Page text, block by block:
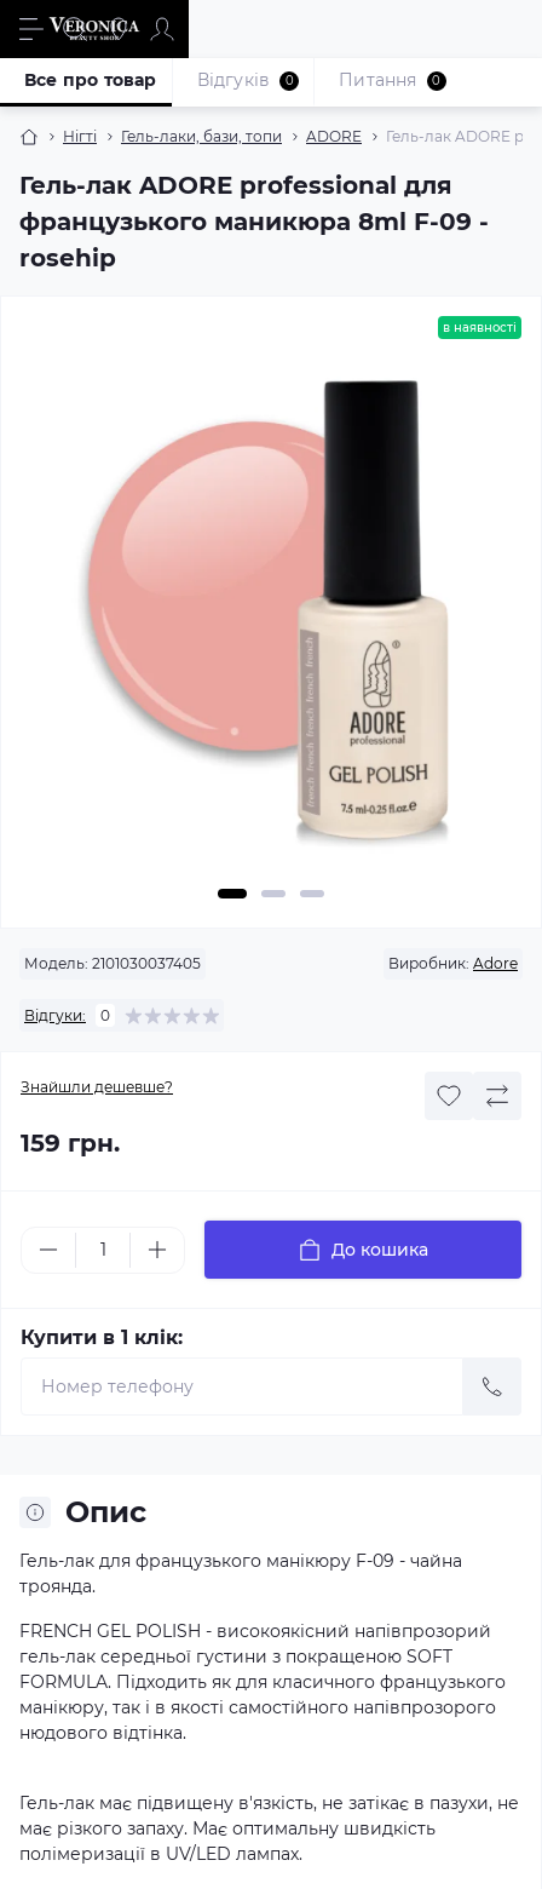
Нігті Гель-лаки, бази, топи ADORE Гель-лак ADORE
Гель-лак ADORE professional для
французького маникюра 8ml F-09 -
rosehip
Все про товар Відгуків 0 Питання 0
в наявності
Модель: 2101030037405 Виробник: Adore
Відгуки: 0
Знайшли дешевше?
159 грн.
До кошика
Купити в 1 клік:
Опис
Гель-лак для французького манікюру F-09 - чайна
троянда.
FRENCH GEL POLISH - високоякісний напівпрозорий
гель-лак середньої густини з покращеною SOFT
FORMULA. Підходить як для класичного французького
манікюру, так і в якості самостійного напівпрозорого
нюдового відтінка.
Гель-лак має підвищену в'язкість, не затікає в пазухи, не
має різкого запаху. Має оптимальну швидкість
полімеризації в UV/LED лампах.